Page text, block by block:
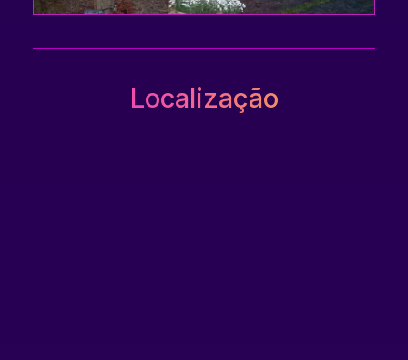
Localização